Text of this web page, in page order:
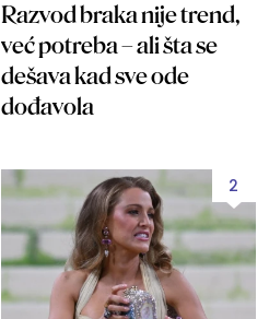
Razvod braka nije trend,
već potreba – ali šta se
dešava kad sve ode
dođavola
2